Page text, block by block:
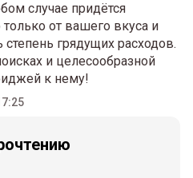
случае придётся
только от вашего вкуса и
грядущих расходов.
и целесообразной
к нему!